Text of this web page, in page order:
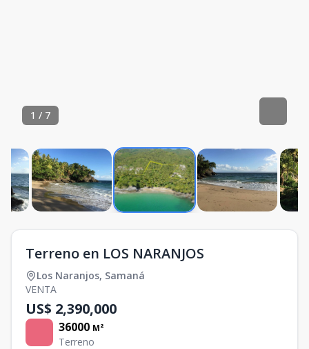
1 / 7
Terreno en LOS NARANJOS
Los Naranjos, Samaná
VENTA
US$ 2,390,000
36000 M²
Terreno